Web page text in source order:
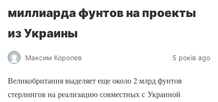
миллиарда фунтов на проекты
из Украины
Максим Королев 5 років ago
Великобритания выделяет еще около 2 млрд фунтов
стерлингов на реализацию совместных с Украиной